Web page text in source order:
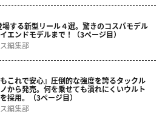
する新型リール４選。驚きのコスパモデル
エンドモデルまで！（3ページ目）
編集部
もこれで安心』圧倒的な強度を誇るタックル
から発売。何を乗せても潰れにくいウルト
採用。（3ページ目）
編集部